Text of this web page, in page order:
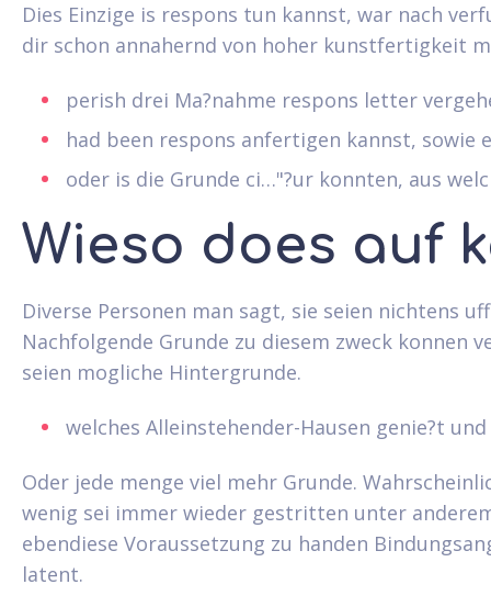
Dies Einzige is respons tun kannst, war nach
dir schon annahernd von hoher kunstfertigkeit
perish drei Ma?nahme respons letter
had been respons anfertigen kannst,
oder is die Grunde ci…"?ur konnten, aus
Wieso does auf
Diverse Personen man sagt, sie seien nichtens
Nachfolgende Grunde zu diesem zweck konnen
seien mogliche Hintergrunde.
welches Alleinstehender-Hausen genie?t
Oder jede menge viel mehr Grunde.
wenig sei immer wieder gestritten unter
ebendiese Voraussetzung zu handen
latent.